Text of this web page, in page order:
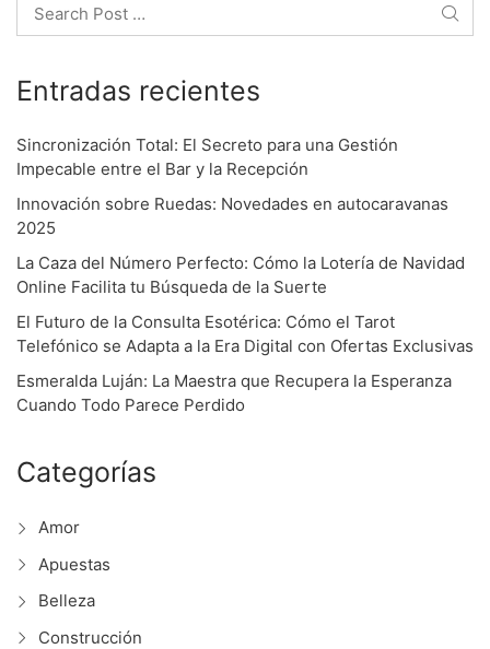
Entradas recientes
Sincronización Total: El Secreto para una Gestión
Impecable entre el Bar y la Recepción
Innovación sobre Ruedas: Novedades en autocaravanas
2025
La Caza del Número Perfecto: Cómo la Lotería de Navidad
Online Facilita tu Búsqueda de la Suerte
El Futuro de la Consulta Esotérica: Cómo el Tarot
Telefónico se Adapta a la Era Digital con Ofertas Exclusivas
Esmeralda Luján: La Maestra que Recupera la Esperanza
Cuando Todo Parece Perdido
Categorías
Amor
Apuestas
Belleza
Construcción